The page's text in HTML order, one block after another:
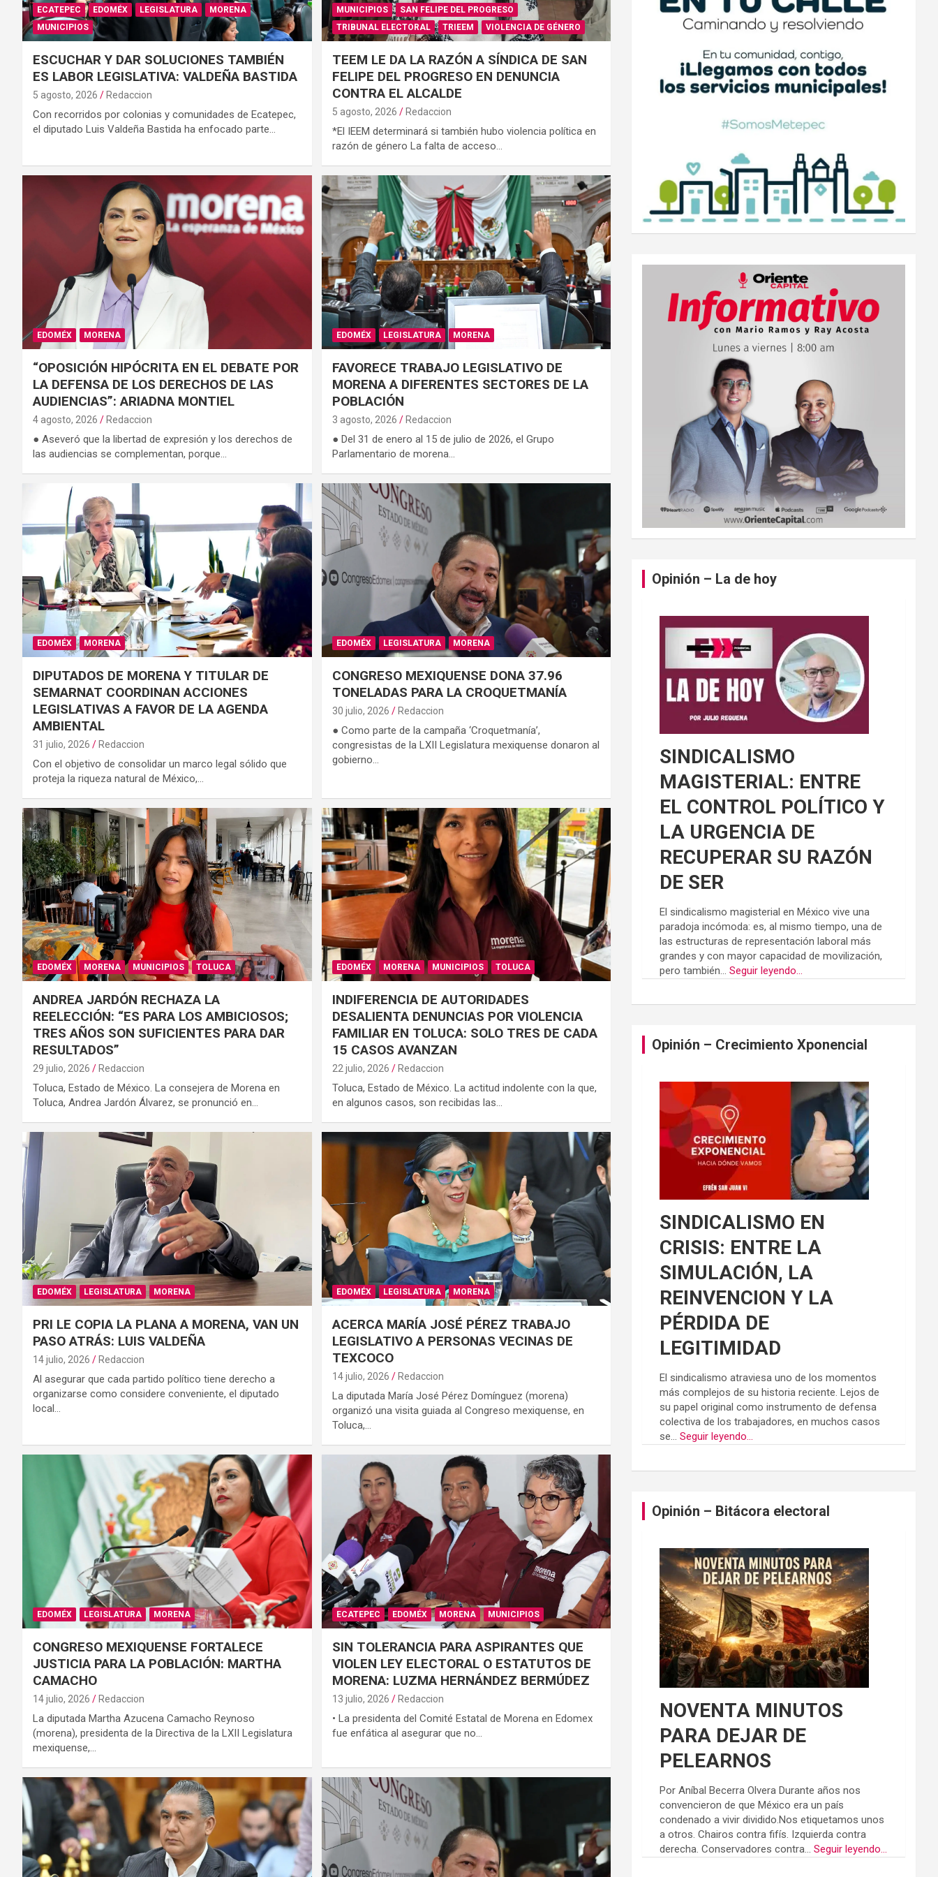
ECATEPEC EDOMÉX LEGISLATURA
MORENA
MUNICIPIOS
ESCUCHAR Y DAR SOLUCIONES TAMBIÉN
ES LABOR LEGISLATIVA: VALDEÑA BASTIDA
5 agosto, 2026 Redaccion
Con recorridos por colonias y comunidades de Ecatepec,
el diputado Luis Valdeña Bastida ha enfocado parte…
MUNICIPIOS
SAN FELIPE DEL PROGRESO
TRIBUNAL ELECTORAL
TRIEEM VIOLENCIA DE GÉNERO
TEEM LE DA LA RAZÓN A SÍNDICA DE SAN
FELIPE DEL PROGRESO EN DENUNCIA
CONTRA EL ALCALDE
5 agosto, 2026 Redaccion
*El IEEM determinará si también hubo violencia política en
razón de género La falta de acceso…
EDOMÉX MORENA
“OPOSICIÓN HIPÓCRITA EN EL DEBATE POR
LA DEFENSA DE LOS DERECHOS DE LAS
AUDIENCIAS”: ARIADNA MONTIEL
4 agosto, 2026 Redaccion
● Aseveró que la libertad de expresión y los derechos de
las audiencias se complementan, porque…
EDOMÉX LEGISLATURA MORENA
FAVORECE TRABAJO LEGISLATIVO DE
MORENA A DIFERENTES SECTORES DE LA
POBLACIÓN
3 agosto, 2026 Redaccion
● Del 31 de enero al 15 de julio de 2026, el Grupo
Parlamentario de morena…
EDOMÉX MORENA
DIPUTADOS DE MORENA Y TITULAR DE
SEMARNAT COORDINAN ACCIONES
LEGISLATIVAS A FAVOR DE LA AGENDA
AMBIENTAL
31 julio, 2026 Redaccion
Con el objetivo de consolidar un marco legal sólido que
proteja la riqueza natural de México,…
EDOMÉX LEGISLATURA MORENA
CONGRESO MEXIQUENSE DONA 37.96
TONELADAS PARA LA CROQUETMANÍA
30 julio, 2026 Redaccion
● Como parte de la campaña ‘Croquetmanía’,
congresistas de la LXII Legislatura mexiquense donaron al
gobierno…
EDOMÉX MORENA MUNICIPIOS TOLUCA
ANDREA JARDÓN RECHAZA LA
REELECCIÓN: “ES PARA LOS AMBICIOSOS;
TRES AÑOS SON SUFICIENTES PARA DAR
RESULTADOS”
29 julio, 2026 Redaccion
Toluca, Estado de México. La consejera de Morena en
Toluca, Andrea Jardón Álvarez, se pronunció en…
EDOMÉX MORENA MUNICIPIOS TOLUCA
INDIFERENCIA DE AUTORIDADES
DESALIENTA DENUNCIAS POR VIOLENCIA
FAMILIAR EN TOLUCA: SOLO TRES DE CADA
15 CASOS AVANZAN
22 julio, 2026 Redaccion
Toluca, Estado de México. La actitud indolente con la que,
en algunos casos, son recibidas las…
EDOMÉX LEGISLATURA MORENA
PRI LE COPIA LA PLANA A MORENA, VAN UN
PASO ATRÁS: LUIS VALDEÑA
14 julio, 2026 Redaccion
Al asegurar que cada partido político tiene derecho a
organizarse como considere conveniente, el diputado
local…
EDOMÉX LEGISLATURA MORENA
ACERCA MARÍA JOSÉ PÉREZ TRABAJO
LEGISLATIVO A PERSONAS VECINAS DE
TEXCOCO
14 julio, 2026 Redaccion
La diputada María José Pérez Domínguez (morena)
organizó una visita guiada al Congreso mexiquense, en
Toluca,…
EDOMÉX LEGISLATURA MORENA
CONGRESO MEXIQUENSE FORTALECE
JUSTICIA PARA LA POBLACIÓN: MARTHA
CAMACHO
14 julio, 2026 Redaccion
La diputada Martha Azucena Camacho Reynoso
(morena), presidenta de la Directiva de la LXII Legislatura
mexiquense,…
ECATEPEC EDOMÉX MORENA MUNICIPIOS
SIN TOLERANCIA PARA ASPIRANTES QUE
VIOLEN LEY ELECTORAL O ESTATUTOS DE
MORENA: LUZMA HERNÁNDEZ BERMÚDEZ
13 julio, 2026 Redaccion
• La presidenta del Comité Estatal de Morena en Edomex
fue enfática al asegurar que no…
Opinión – La de hoy
SINDICALISMO
MAGISTERIAL: ENTRE
EL CONTROL POLÍTICO Y
LA URGENCIA DE
RECUPERAR SU RAZÓN
DE SER
El sindicalismo magisterial en México vive una
paradoja incómoda: es, al mismo tiempo, una de
las estructuras de representación laboral más
grandes y con mayor capacidad de movilización,
pero también...Seguir leyendo...
Opinión – Crecimiento Xponencial
SINDICALISMO EN
CRISIS: ENTRE LA
SIMULACIÓN, LA
REINVENCION Y LA
PÉRDIDA DE
LEGITIMIDAD
El sindicalismo atraviesa uno de los momentos
más complejos de su historia reciente. Lejos de
su papel original como instrumento de defensa
colectiva de los trabajadores, en muchos casos
se...Seguir leyendo...
Opinión – Bitácora electoral
NOVENTA MINUTOS
PARA DEJAR DE
PELEARNOS
Por Aníbal Becerra Olvera Durante años nos
convencieron de que México era un país
condenado a vivir dividido.Nos etiquetamos unos
a otros. Chairos contra fifís. Izquierda contra
derecha. Conservadores contra...Seguir leyendo...